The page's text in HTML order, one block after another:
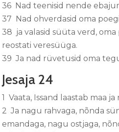
36 Nad teenisid nende
37 Nad ohverdasid oma
38 ja valasid süüta verd,
reostati veresüüga.
39 Ja nad rüvetusid oma
Jesaja 24
1 Vaata, Issand laastab maa
2 Ja nagu rahvaga, nõnda
emandaga, nagu ostjaga,